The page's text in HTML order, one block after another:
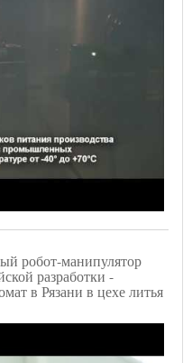
робот-манипулятор
разработки -
в Рязани в цехе литья